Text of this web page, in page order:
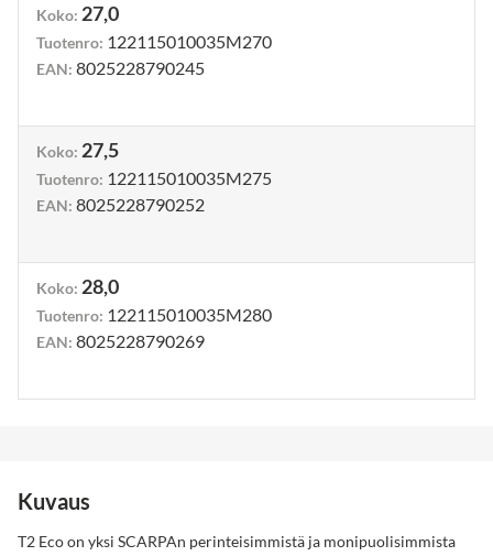
Koko: 27,0
Tuotenro: 122115010035M270
EAN: 8025228790245
Koko: 27,5
Tuotenro: 122115010035M275
EAN: 8025228790252
Koko: 28,0
Tuotenro: 122115010035M280
EAN: 8025228790269
Kuvaus
T2 Eco on yksi SCARPAn perinteisimmistä ja monipuolisimmista